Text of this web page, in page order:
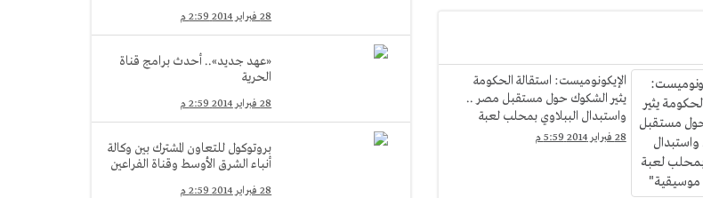
الإيكونوميست: استقالة الحكومة
يثير الشكوك حول مستقبل مصر ..
واستبدال الببلاوي بمحلب لعبة
"كراسي موسيقية"
28 فبراير 2014 5:59 م
28 فبراير 2014 2:59 م
«عهد جديد».. أحدث برامج قناة
الحرية
28 فبراير 2014 2:59 م
بروتوكول للتعاون المشترك بين وكالة
أنباء الشرق الأوسط وقناة الفراعين
28 فبراير 2014 2:59 م